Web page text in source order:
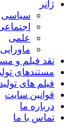
ژانر
سیاسی
علمی
ماورایی
نقد فیلم و
مستندهای
فیلم های
قوانین سایت
درباره ما
تماس با ما